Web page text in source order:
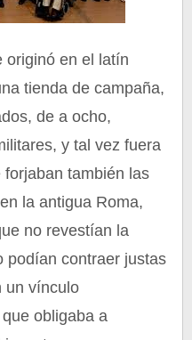
originó en el latín
tienda de campaña,
de a ocho,
y tal vez fuera
también las
la antigua Roma,
no revestían la
podían contraer justas
un vínculo
obligaba a